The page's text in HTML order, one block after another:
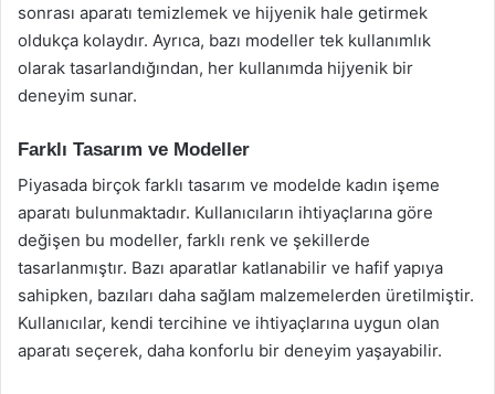
sonrası aparatı temizlemek ve hijyenik hale getirmek
oldukça kolaydır. Ayrıca, bazı modeller tek kullanımlık
olarak tasarlandığından, her kullanımda hijyenik bir
deneyim sunar.
Farklı Tasarım ve Modeller
Piyasada birçok farklı tasarım ve modelde kadın işeme
aparatı bulunmaktadır. Kullanıcıların ihtiyaçlarına göre
değişen bu modeller, farklı renk ve şekillerde
tasarlanmıştır. Bazı aparatlar katlanabilir ve hafif yapıya
sahipken, bazıları daha sağlam malzemelerden üretilmiştir.
Kullanıcılar, kendi tercihine ve ihtiyaçlarına uygun olan
aparatı seçerek, daha konforlu bir deneyim yaşayabilir.